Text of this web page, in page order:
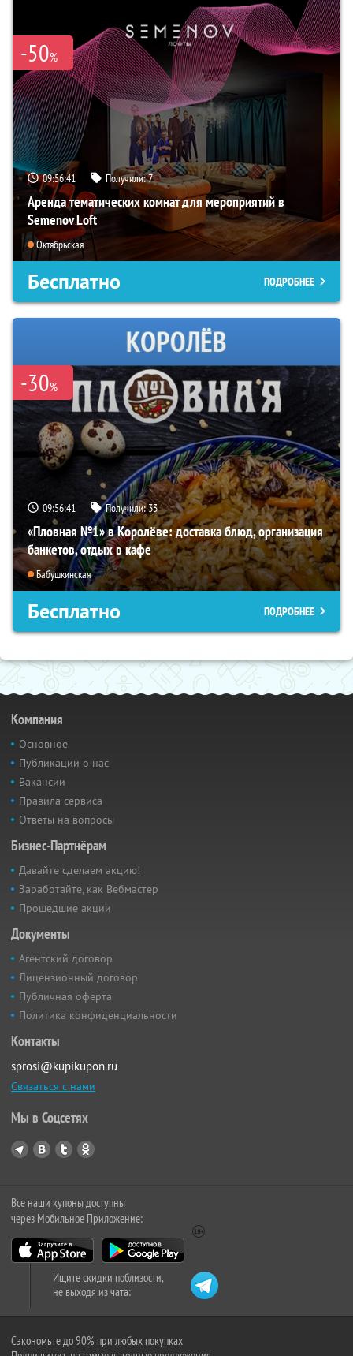
-50%
09:56:40 Получили:7
Аренда тематических комнат для мероприятий в
Semenov Loft
Октябрьская
Бесплатно ПОДРОБНЕЕ
-30%
09:56:40 Получили:33
«Пловная №1» в Королёве: доставка блюд, организация
банкетов, отдых в кафе
Бабушкинская
Бесплатно ПОДРОБНЕЕ
Компания
Основное
Публикации о нас
Вакансии
Правила сервиса
Ответы на вопросы
Бизнес-Партнёрам
Давайте сделаем акцию!
Заработайте, как Вебмастер
Прошедшие акции
Документы
Агентский договор
Лицензионный договор
Публичная оферта
Политика конфиденциальности
Контакты
sprosi@kupikupon.ru
Связаться с нами
Мы в Соцсетях
Все наши купоны доступны
через Мобильное Приложение:
Ищите скидки поблизости,
не выходя из чата:
Сэкономьте до 90% при любых покупках